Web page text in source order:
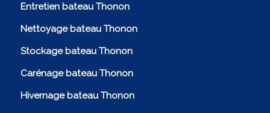
Entretien bateau Thonon
Nettoyage bateau Thonon
Stockage bateau Thonon
Carénage bateau Thonon
Hivernage bateau Thonon